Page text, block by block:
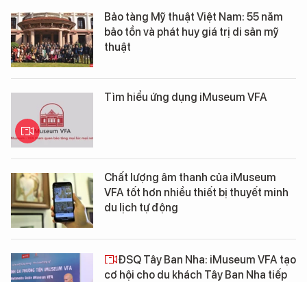
Bảo tàng Mỹ thuật Việt Nam: 55 năm
bảo tồn và phát huy giá trị di sản mỹ
thuật
Tìm hiểu ứng dụng iMuseum VFA
Chất lượng âm thanh của iMuseum
VFA tốt hơn nhiều thiết bị thuyết minh
du lịch tự động
ĐSQ Tây Ban Nha: iMuseum VFA tạo
cơ hội cho du khách Tây Ban Nha tiếp